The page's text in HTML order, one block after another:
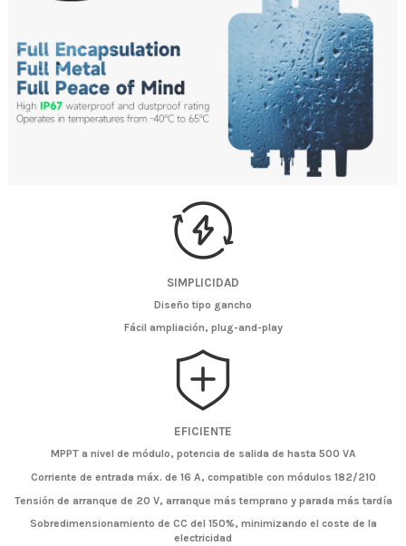
SIMPLICIDAD
Diseño tipo gancho
Fácil ampliación, plug-and-play
EFICIENTE
MPPT a nivel de módulo, potencia de salida de hasta 500 VA
Corriente de entrada máx. de 16 A, compatible con módulos 182/210
Tensión de arranque de 20 V, arranque más temprano y parada más tardía
Sobredimensionamiento de CC del 150%, minimizando el coste de la
electricidad